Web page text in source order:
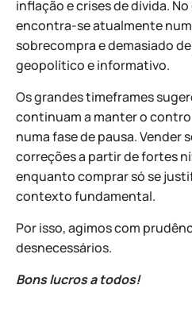
inflação e crises de dívida.
encontra-se atualmente
sobrecompra e demasiado
geopolítico e informativo.
Os grandes timeframes
continuam a manter o
numa fase de pausa. Vender
correções a partir de fortes
enquanto comprar só se
contexto fundamental.
Por isso, agimos com
desnecessários.
Bons lucros a todos!